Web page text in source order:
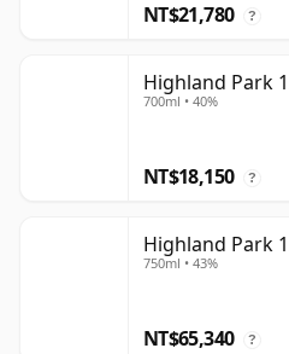
NT$21,780 ?
Highland Park
700ml • 40%
NT$18,150 ?
Highland Park
750ml • 43%
NT$65,340 ?